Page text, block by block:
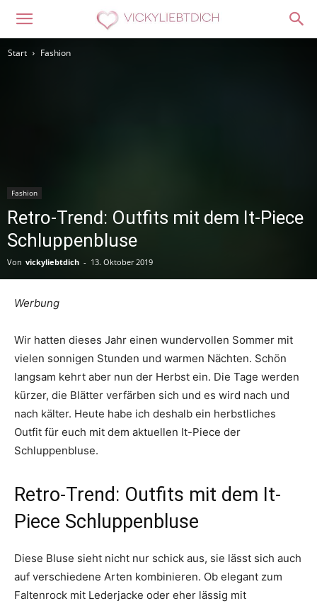
Start Fashion
Fashion
Retro-Trend: Outfits mit dem It-Piece
Schluppenbluse
Von vickyliebtdich - 13. Oktober 2019
Werbung
Wir hatten dieses Jahr einen wundervollen Sommer mit
vielen sonnigen Stunden und warmen Nächten. Schön
langsam kehrt aber nun der Herbst ein. Die Tage werden
kürzer, die Blätter verfärben sich und es wird nach und
nach kälter. Heute habe ich deshalb ein herbstliches
Outfit für euch mit dem aktuellen It-Piece der
Schluppenbluse.
Retro-Trend: Outfits mit dem It-
Piece Schluppenbluse
Diese Bluse sieht nicht nur schick aus, sie lässt sich auch
auf verschiedene Arten kombinieren. Ob elegant zum
Faltenrock mit Lederjacke oder eher lässig mit